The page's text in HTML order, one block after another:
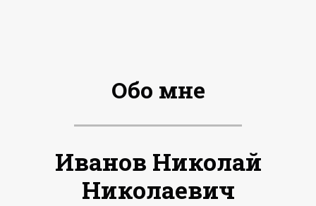
Обо мне
Иванов Николай
Николаевич